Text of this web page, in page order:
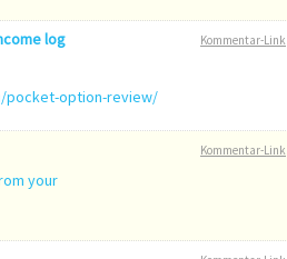
Kommentar-Link
log
pocket-option-review/
Kommentar-Link
your